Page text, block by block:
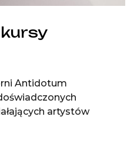
Antidotum
artystów